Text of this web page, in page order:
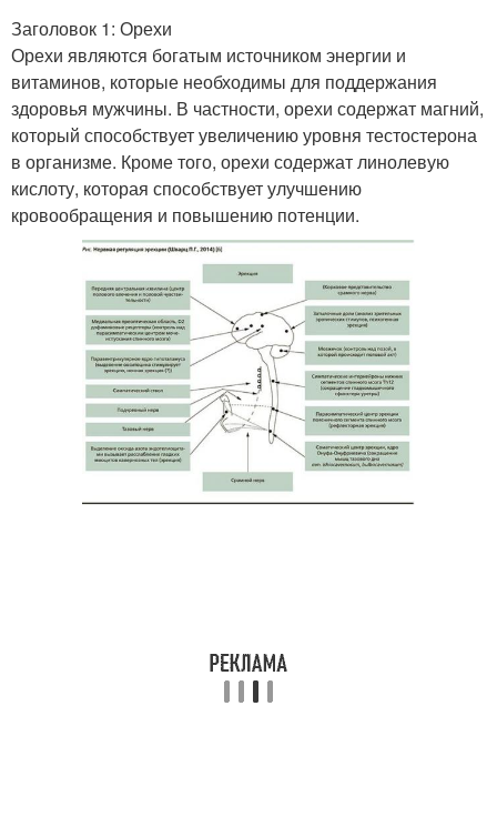
Заголовок 1: Орехи
Орехи являются богатым источником энергии и
витаминов, которые необходимы для поддержания
здоровья мужчины. В частности, орехи содержат магний,
который способствует увеличению уровня тестостерона
в организме. Кроме того, орехи содержат линолевую
кислоту, которая способствует улучшению
кровообращения и повышению потенции.